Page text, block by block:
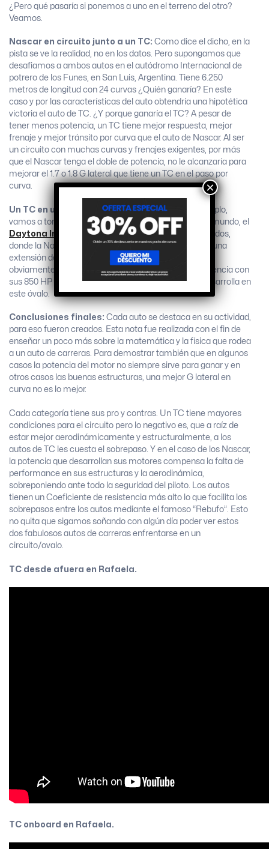
¿Pero qué pasaría si ponemos a uno en el terreno del otro?
Veamos.
Nascar en circuito junto a un TC: Como dice el dicho, en la
pista se ve la realidad, no en los datos. Pero supongamos que
desafiamos a ambos autos en el autódromo Internacional de
potrero de los Funes, en San Luis, Argentina. Tiene 6.250
metros de longitud con 24 curvas ¿Quién ganaría? En este
caso y por las características del auto obtendría una hipotética
victoria el auto de TC. ¿Y porque ganaría el TC? A pesar de
tener menos potencia, un TC tiene mejor respuesta, mejor
frenaje y mejor tránsito por curva que el auto de Nascar. Al ser
un circuito con muchas curvas y frenajes exigentes, por más
que el Nascar tenga el doble de potencia, no le alcanzaría para
mejorar el 1.7 o 1.8 G lateral que tiene un TC en el paso por
curva.
Un TC en un óvalo con un Nascar:Para este ejemplo,
vamos a tomar a uno de los óvalos más famosos del mundo, el
Daytona International Speedwayde Estados Unidos,
donde la Nascar corre las 500 millas de Daytona, con una
extensión de 4.023 metros. En este caso en particular
obviamente que el auto de Nascar ganaría la competencia con
sus 850 HP y casi 350 km/h de velocidad final que desarrolla en
este óvalo.
Conclusiones finales: Cada auto se destaca en su actividad,
para eso fueron creados. Esta nota fue realizada con el fin de
enseñar un poco más sobre la matemática y la física que rodea
a un auto de carreras. Para demostrar también que en algunos
casos la potencia del motor no siempre sirve para ganar y en
otros casos las buenas estructuras, una mejor G lateral en
curva no es lo mejor.
Cada categoría tiene sus pro y contras. Un TC tiene mayores
condiciones para el circuito pero lo negativo es, que a raíz de
estar mejor aerodinámicamente y estructuralmente, a los
autos de TC les cuesta el sobrepaso. Y en el caso de los Nascar,
la potencia que desarrollan sus motores compensa la falta de
performance en sus estructuras y la aerodinámica,
sobreponiendo ante todo la seguridad del piloto. Los autos
tienen un Coeficiente de resistencia más alto lo que facilita los
sobrepasos entre los autos mediante el famoso “Rebufo”. Esto
no quita que sigamos soñando con algún día poder ver estos
dos fabulosos autos de carreras enfrentarse en un
circuito/ovalo.
TC desde afuera en Rafaela.
TC onboard en Rafaela.
×